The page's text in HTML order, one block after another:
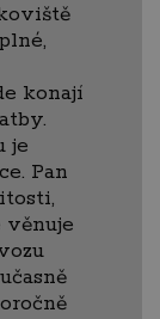
konají
je
Pan
věnuje